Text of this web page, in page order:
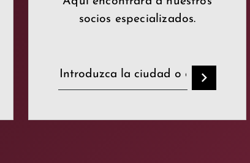
socios especializados.